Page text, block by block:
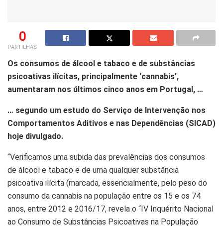
0
PARTILHAS
Os consumos de álcool e tabaco e de substâncias
psicoativas ilícitas, principalmente ‘cannabis’,
aumentaram nos últimos cinco anos em Portugal, …
… segundo um estudo do Serviço de Intervenção nos
Comportamentos Aditivos e nas Dependências (SICAD)
hoje divulgado.
“Verificamos uma subida das prevalências dos consumos
de álcool e tabaco e de uma qualquer substância
psicoativa ilícita (marcada, essencialmente, pelo peso do
consumo da cannabis na população entre os 15 e os 74
anos, entre 2012 e 2016/17, revela o “IV Inquérito Nacional
ao Consumo de Substâncias Psicoativas na População